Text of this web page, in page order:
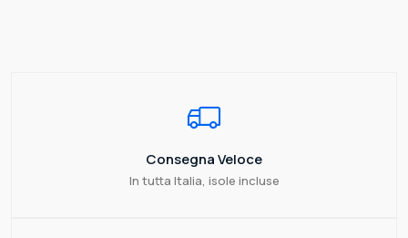
Consegna Veloce
In tutta Italia, isole incluse